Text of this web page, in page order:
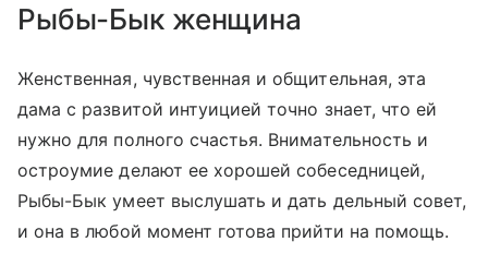
Рыбы-Бык женщина
Женственная, чувственная и общительная, эта
дама с развитой интуицией точно знает, что ей
нужно для полного счастья. Внимательность и
остроумие делают ее хорошей собеседницей,
Рыбы-Бык умеет выслушать и дать дельный совет,
и она в любой момент готова прийти на помощь.